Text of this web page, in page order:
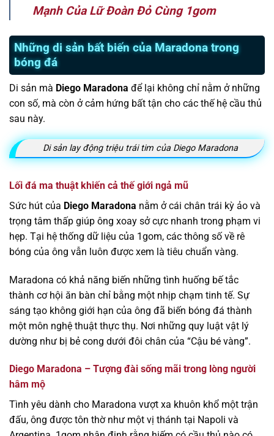
Mạnh Của Lữ Đoàn Đỏ Cùng 1gom
Những di sản bất biến của Maradona trong
bóng đá
Di sản mà Diego Maradona để lại không chỉ nằm ở những
con số, mà còn ở cảm hứng bất tận cho các thế hệ cầu thủ
sau này.
Di sản lay động triệu trái tim của Diego Maradona
Lối đá ma thuật khiến cả thế giới ngả mũ
Sức hút của Diego Maradona nằm ở cái chân trái kỳ ảo và
trọng tâm thấp giúp ông xoay sở cực nhanh trong phạm vi
hẹp. Tại hệ thống dữ liệu của 1gom, các thông số về rê
bóng của ông vẫn luôn được xem là tiêu chuẩn vàng.
Maradona có khả năng biến những tình huống bế tắc
thành cơ hội ăn bàn chỉ bằng một nhịp chạm tinh tế. Sự
sáng tạo không giới hạn của ông đã biến bóng đá thành
một môn nghệ thuật thực thụ. Nơi những quy luật vật lý
dường như bị bẻ cong dưới đôi chân của “Cậu bé vàng”.
Diego Maradona – Tượng đài sống mãi trong lòng người
hâm mộ
Tình yêu dành cho Maradona vượt xa khuôn khổ một trận
đấu, ông được tôn thờ như một vị thánh tại Napoli và